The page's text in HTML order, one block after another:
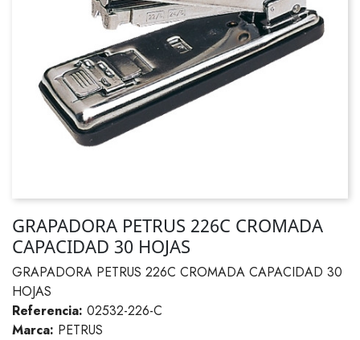
GRAPADORA PETRUS 226C CROMADA
CAPACIDAD 30 HOJAS
GRAPADORA PETRUS 226C CROMADA CAPACIDAD 30
HOJAS
Referencia: 02532-226-C
Marca: PETRUS